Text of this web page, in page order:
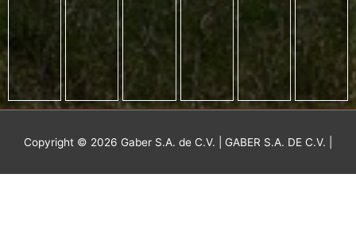
Copyright © 2026 Gaber S.A. de C.V. | GABER S.A. DE C.V. |